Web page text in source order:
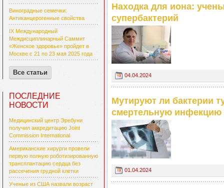
Виноградные семечки:
Антиканцерогенные свойства
IX Международный
Междисциплинарный Саммит
«Женское здоровье» пройдет в
Москве с 21 по 23 мая 2025 года
Все статьи
ПОСЛЕДНИЕ
НОВОСТИ
Медицинский центр Эребуни
получил аккредитацию Joint
Commission International
Американские хирурги провели
первую полную роботизированную
трансплантацию сердца без
рассечения грудной клетки
Ученые из США назвали возраст
Находка для иона:
супербактерий
04.04.2024
Мутируют ли бактерии
смертельную инфекцию
01.04.2024